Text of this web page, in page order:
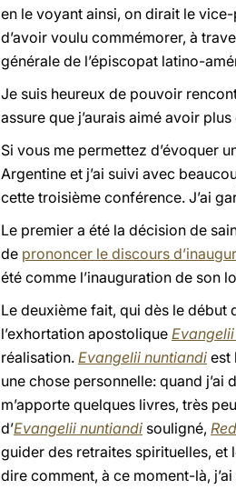
en le voyant ainsi, on dirait le
d’avoir voulu commémorer, à
générale de l’épiscopat latino-
Je suis heureux de pouvoir
assure que j’aurais aimé avoir
Si vous me permettez d’évoquer
Argentine et j’ai suivi avec
cette troisième conférence. J’ai
Le premier a été la décision de
de prononcer le discours
été comme l’inauguration de son
Le deuxième fait, qui dès le début
l’exhortation apostolique
réalisation. Evangelii nuntiandi est
une chose personnelle: quand j’ai
m’apporte quelques livres, très
d’Evangelii nuntiandi souligné,
guider des retraites spirituelles, et
dire comment, à ce moment-là,